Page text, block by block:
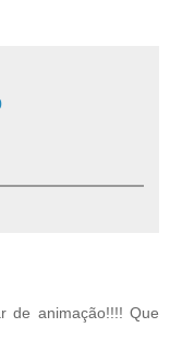
de animação!!!! Que